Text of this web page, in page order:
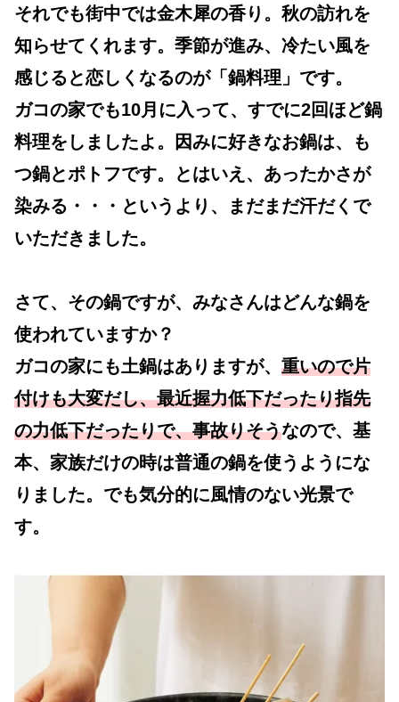
それでも街中では金木犀の香り。秋の訪れを
知らせてくれます。季節が進み、冷たい風を
感じると恋しくなるのが「鍋料理」です。
ガコの家でも10月に入って、すでに2回ほど鍋
料理をしましたよ。因みに好きなお鍋は、も
つ鍋とポトフです。とはいえ、あったかさが
染みる・・・というより、まだまだ汗だくで
いただきました。
さて、その鍋ですが、みなさんはどんな鍋を
使われていますか？
ガコの家にも土鍋はありますが、 重いので片
付けも大変だし、最近握力低下だったり指先
の力低下だったりで、事故りそうなので、基
本、家族だけの時は普通の鍋を使うようにな
りました。でも気分的に風情のない光景で
す。